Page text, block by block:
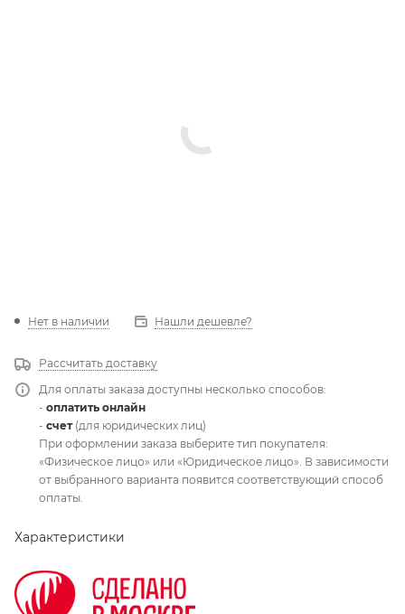
Нет в наличии Нашли дешевле?
Рассчитать доставку
Для оплаты заказа доступны несколько способов:
- оплатить онлайн
- счет(для юридических лиц)
При оформлении заказа выберите тип покупателя:
«Физическое лицо» или «Юридическое лицо». В зависимости
от выбранного варианта появится соответствующий способ
оплаты.
Характеристики